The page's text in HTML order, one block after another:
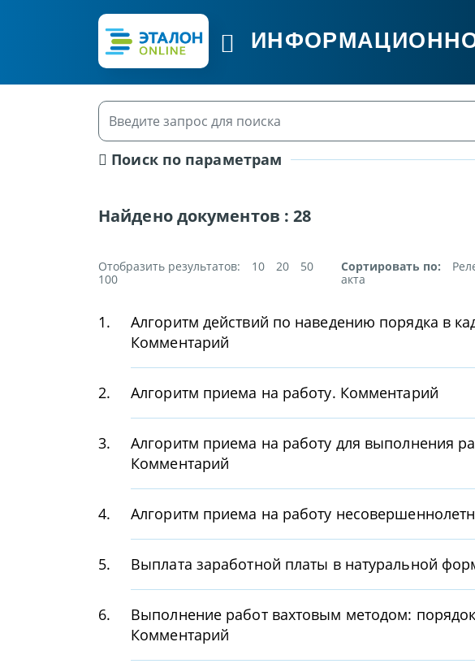
Поиск по параметрам
Найдено документов :28
Отобразить результатов: 10 20
50
100
Сортировать по:
акта
1.
Алгоритм действий по наведению порядка в
Комментарий
2. Алгоритм приема на работу. Комментарий
3.
Алгоритм приема на работу для выполнения
Комментарий
4. Алгоритм приема на работу
5. Выплата заработной платы в натуральной
6.
Выполнение работ вахтовым методом:
Комментарий